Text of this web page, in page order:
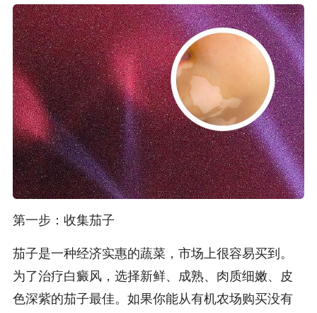
第一步：收集茄子
茄子是一种经济实惠的蔬菜，市场上很容易买到。
为了治疗白癜风，选择新鲜、成熟、肉质细嫩、皮
色深紫的茄子最佳。如果你能从有机农场购买没有